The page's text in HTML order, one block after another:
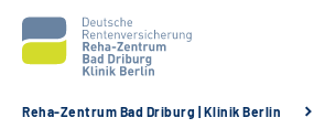
Reha-Zentrum Bad Driburg | Klinik Berlin